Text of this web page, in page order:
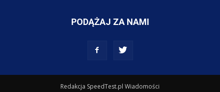
PODĄŻAJ ZA NAMI
Redakcja SpeedTest.pl Wiadomości